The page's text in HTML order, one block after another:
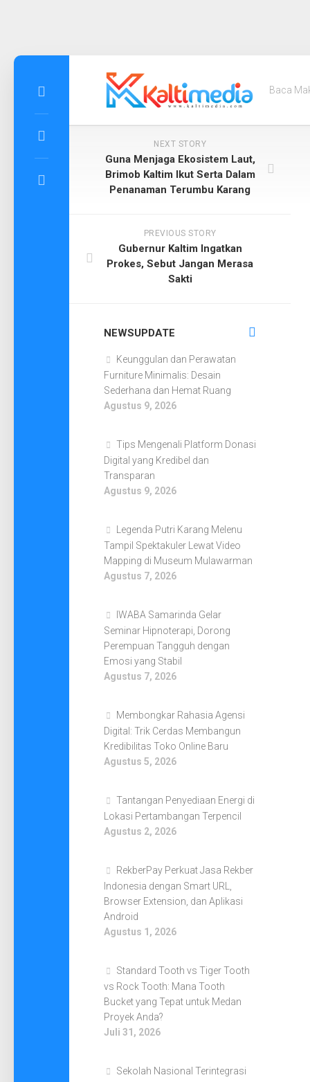
Skip
Baca
NEXT STORY
Guna Menjaga Ekosistem Laut,
Brimob Kaltim Ikut Serta Dalam
Penanaman Terumbu Karang
PREVIOUS STORY
Gubernur Kaltim Ingatkan
Prokes, Sebut Jangan Merasa
Sakti
NEWSUPDATE
Keunggulan dan Perawatan
Furniture Minimalis: Desain
Sederhana dan Hemat Ruang
Agustus 9, 2026
Tips Mengenali Platform Donasi
Digital yang Kredibel dan
Transparan
Agustus 9, 2026
Legenda Putri Karang Melenu
Tampil Spektakuler Lewat Video
Mapping di Museum Mulawarman
Agustus 7, 2026
IWABA Samarinda Gelar
Seminar Hipnoterapi, Dorong
Perempuan Tangguh dengan
Emosi yang Stabil
Agustus 7, 2026
Membongkar Rahasia Agensi
Digital: Trik Cerdas Membangun
Kredibilitas Toko Online Baru
Agustus 5, 2026
Tantangan Penyediaan Energi di
Lokasi Pertambangan Terpencil
Agustus 2, 2026
RekberPay Perkuat Jasa Rekber
Indonesia dengan Smart URL,
Browser Extension, dan Aplikasi
Android
Agustus 1, 2026
Standard Tooth vs Tiger Tooth
vs Rock Tooth: Mana Tooth
Bucket yang Tepat untuk Medan
Proyek Anda?
Juli 31, 2026
Sekolah Nasional Terintegrasi